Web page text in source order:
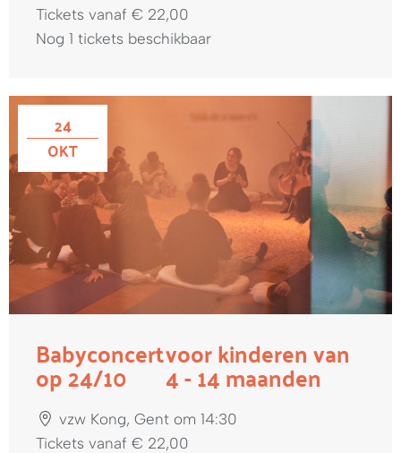
Tickets vanaf € 22,00
Nog 1 tickets beschikbaar
24
OKT
Babyconcert
op 24/10
voor kinderen van
4 - 14 maanden
vzw Kong, Gent om 14:30
Tickets vanaf € 22,00